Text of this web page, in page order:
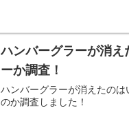
ハンバーグラーが消え
ーか調査！
ハンバーグラーが消えたの
のか調査しました！